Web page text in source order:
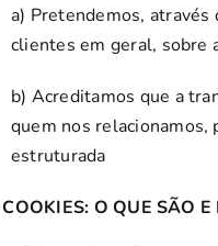
a) Pretendemos,
clientes em geral, sobre
b) Acreditamos que a
quem nos
estruturada
O QUE SÃO E